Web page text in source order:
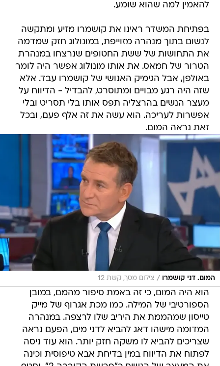
להאמין למה שהוא שומע.
בפתיחת המשדר ראינו את קושמרו מזיע ומתקשה
לנשום בתוך מנהרה מזוייפת, במונולוג חזק שמדמה
את התחושות של ששת החטופים שנרצחו במנהרת
הטרור של חמאס. את אותו מונולוג אפשר היה לומר
באולפן, אבל הגימיק האנושי של קושמרו עבד. אלא
שזה היה רגע מבויים ומתוסרט, להבדיל - הדיווח על
מעצר הנשים בהרצליה תפס אותו בלי תסריט ובלי
אפשרות לעריכה. הוא עשה את זה אלף פעם, ובכל
זאת נראה המום.
המום. דני קושמרו / צילום מסך, קשת 12
הוא היה המום, כי זה באמת סיפור מהמם, במובן
הספורטיבי של המילה. כמו מכת אגרוף של מייק
טייסון שמהממת את היריב שלו לרצפה. במנהרה
המדומה מישהו דאג להביא לדני מים, הפעם נראה
שצריכים להביא לו משקה חזק יותר. הוא עוד ניסה
לפתוח את הדיווח במין בדיחת אבא טיפוסית וכינה